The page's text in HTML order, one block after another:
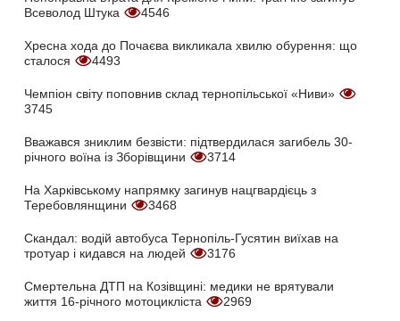
Всеволод Штука
4546
Хресна хода до Почаєва викликала хвилю обурення: що
сталося
4493
Чемпіон світу поповнив склад тернопільської «Ниви»
3745
Вважався зниклим безвісти: підтвердилася загибель 30-
річного воїна із Зборівщини
3714
На Харківському напрямку загинув нацгвардієць з
Теребовлянщини
3468
Скандал: водій автобуса Тернопіль-Гусятин виїхав на
тротуар і кидався на людей
3176
Смертельна ДТП на Козівщині: медики не врятували
життя 16-річного мотоцикліста
2969